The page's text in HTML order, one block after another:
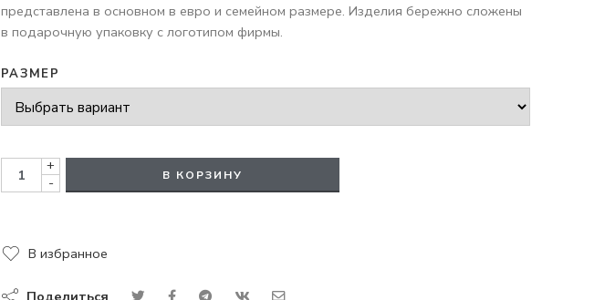
представлена в основном в евро и семейном размере. Изделия бережно сложены
в подарочную упаковку с логотипом фирмы.
РАЗМЕР
+
-
В КОРЗИНУ
В избранное
Поделиться